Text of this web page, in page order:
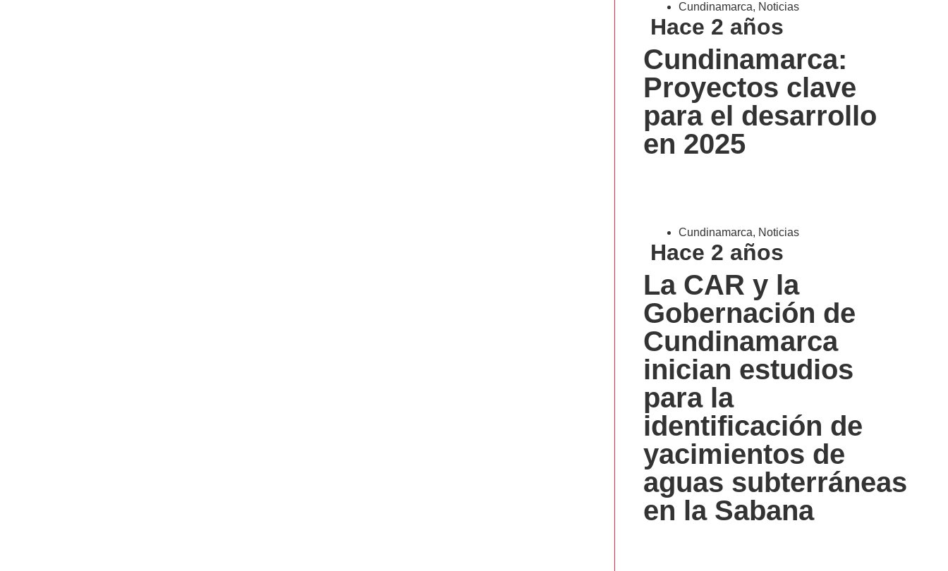
Cundinamarca, Noticias
Hace 2 años
Cundinamarca:
Proyectos clave
para el desarrollo
en 2025
Cundinamarca, Noticias
Hace 2 años
La CAR y la
Gobernación de
Cundinamarca
inician estudios
para la
identificación de
yacimientos de
aguas subterráneas
en la Sabana